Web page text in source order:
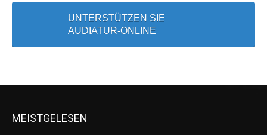
UNTERSTÜTZEN SIE
AUDIATUR-ONLINE
MEISTGELESEN